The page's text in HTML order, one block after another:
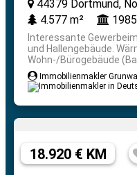
44379 Dortmund,
4.577 m²
1985
Interessante
und Hallengebäude.
Wohn-/Bürogebäude
Immobilienmakler
18.920 € KM